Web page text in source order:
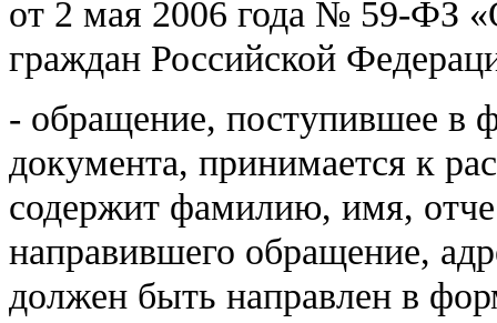
от 2 мая 2006 года № 59-ФЗ
граждан Российской
- обращение, поступившее в
документа, принимается к
содержит фамилию, имя,
направившего обращение,
должен быть направлен в